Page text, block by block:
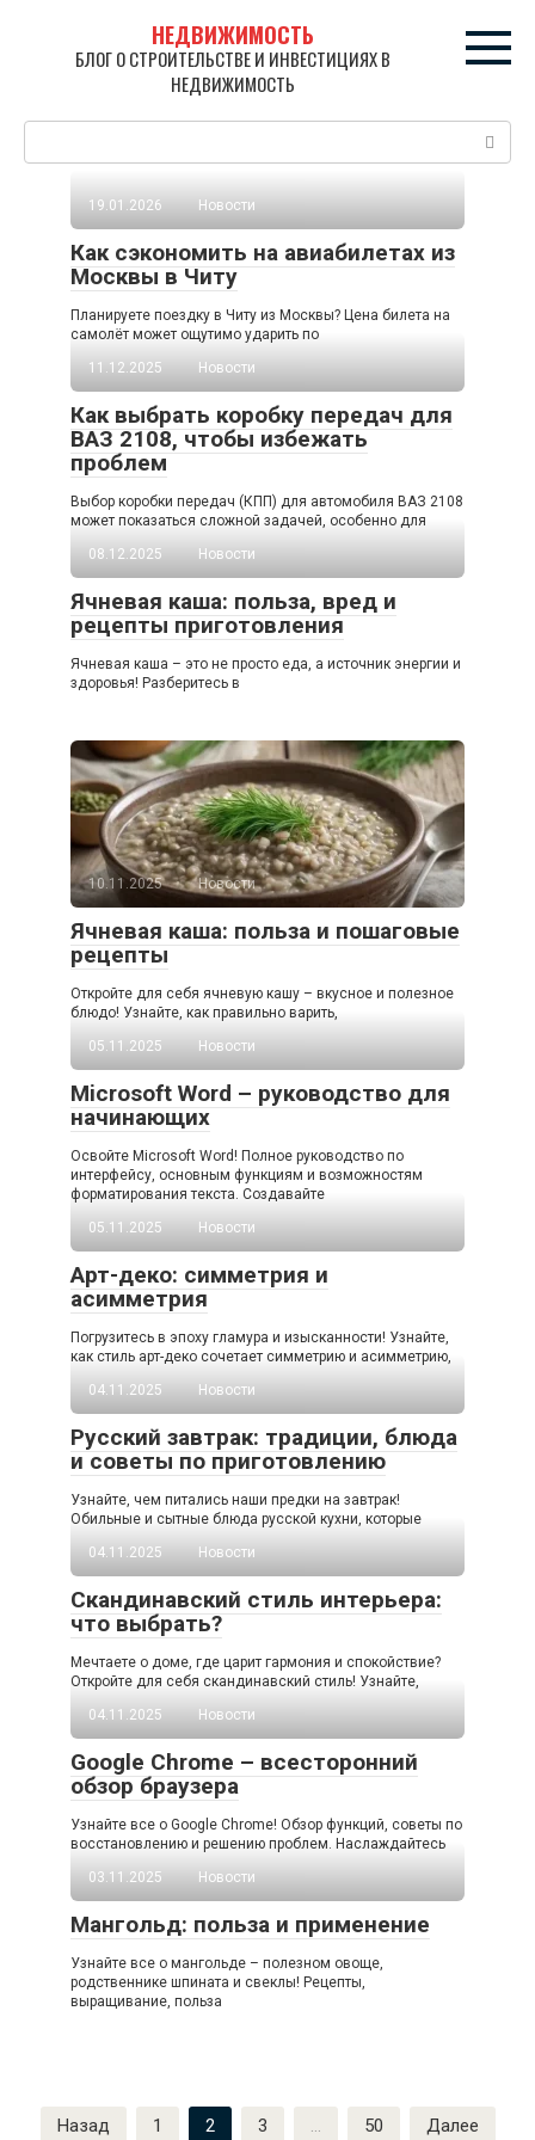
НЕДВИЖИМОСТЬ
БЛОГ О СТРОИТЕЛЬСТВЕ И ИНВЕСТИЦИЯХ В
НЕДВИЖИМОСТЬ
Поиск:
19.01.2026 Новости
Как сэкономить на авиабилетах из
Москвы в Читу
Планируете поездку в Читу из Москвы? Цена билета на
самолёт может ощутимо ударить по
11.12.2025
Новости
Как выбрать коробку передач для
ВАЗ 2108, чтобы избежать
проблем
Выбор коробки передач (КПП) для автомобиля ВАЗ 2108
может показаться сложной задачей, особенно для
08.12.2025
Новости
Ячневая каша: польза, вред и
рецепты приготовления
Ячневая каша – это не просто еда, а источник энергии и
здоровья! Разберитесь в
10.11.2025 Новости
Ячневая каша: польза и пошаговые
рецепты
Откройте для себя ячневую кашу – вкусное и полезное
блюдо! Узнайте, как правильно варить,
05.11.2025
Новости
Microsoft Word – руководство для
начинающих
Освойте Microsoft Word! Полное руководство по
интерфейсу, основным функциям и возможностям
форматирования текста. Создавайте
05.11.2025
Новости
Арт-деко: симметрия и
асимметрия
Погрузитесь в эпоху гламура и изысканности! Узнайте,
как стиль арт-деко сочетает симметрию и асимметрию,
04.11.2025
Новости
Русский завтрак: традиции, блюда
и советы по приготовлению
Узнайте, чем питались наши предки на завтрак!
Обильные и сытные блюда русской кухни, которые
04.11.2025
Новости
Скандинавский стиль интерьера:
что выбрать?
Мечтаете о доме, где царит гармония и спокойствие?
Откройте для себя скандинавский стиль! Узнайте,
04.11.2025
Новости
Google Chrome – всесторонний
обзор браузера
Узнайте все о Google Chrome! Обзор функций, советы по
восстановлению и решению проблем. Наслаждайтесь
03.11.2025
Новости
Мангольд: польза и применение
Узнайте все о мангольде – полезном овоще,
родственнике шпината и свеклы! Рецепты,
выращивание, польза
Пагинация
Назад 1 2 3 … 50 Далее